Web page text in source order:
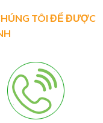
TÔI ĐỂ ĐƯỢC